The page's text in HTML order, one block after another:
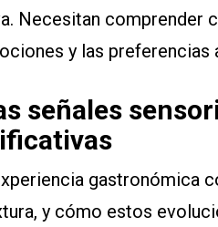
Necesitan comprender
y las preferencias
señales
gastronómica
y cómo estos